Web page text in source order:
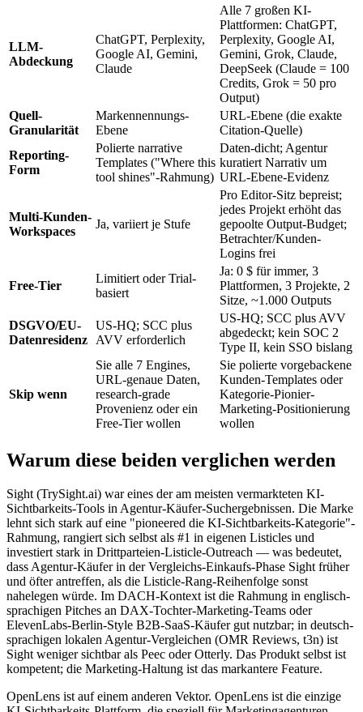
LLM-
Abdeckung
ChatGPT, Perplexity,
Google AI, Gemini,
Claude
Alle 7 großen KI-
Plattformen: ChatGPT,
Perplexity, Google AI,
Gemini, Grok, Claude,
DeepSeek (Claude = 100
Credits, Grok = 50 pro
Output)
Quell-
Granularität
Markennennungs-
Ebene
URL-Ebene (die exakte
Citation-Quelle)
Reporting-
Form
Polierte narrative
Templates ("Where this
tool shines"-Rahmung)
Daten-dicht; Agentur
kuratiert Narrativ um
URL-Ebene-Evidenz
Multi-Kunden-
Workspaces
Ja, variiert je Stufe
Pro Editor-Sitz bepreist;
jedes Projekt erhöht das
gepoolte Output-Budget;
Betrachter/Kunden-
Logins frei
Free-Tier
Limitiert oder Trial-
basiert
Ja: 0 $ für immer, 3
Plattformen, 3 Projekte, 2
Sitze, ~1.000 Outputs
DSGVO/EU-
Datenresidenz
US-HQ; SCC plus
AVV erforderlich
US-HQ; SCC plus AVV
abgedeckt; kein SOC 2
Type II, kein SSO bislang
Skip wenn
Sie alle 7 Engines,
URL-genaue Daten,
research-grade
Provenienz oder ein
Free-Tier wollen
Sie polierte vorgebackene
Kunden-Templates oder
Kategorie-Pionier-
Marketing-Positionierung
wollen
Warum diese beiden verglichen werden
Sight (TrySight.ai) war eines der am meisten vermarkteten KI-
Sichtbarkeits-Tools in Agentur-Käufer-Suchergebnissen. Die Marke
lehnt sich stark auf eine "pioneered die KI-Sichtbarkeits-Kategorie"-
Rahmung, rangiert sich selbst als #1 in eigenen Listicles und
investiert stark in Drittparteien-Listicle-Outreach — was bedeutet,
dass Agentur-Käufer in der Vergleichs-Einkaufs-Phase Sight früher
und öfter antreffen, als die Listicle-Rang-Reihenfolge sonst
nahelegen würde. Im DACH-Kontext ist die Rahmung in englisch-
sprachigen Pitches an DAX-Tochter-Marketing-Teams oder
ElevenLabs-Berlin-Style B2B-SaaS-Käufer gut nutzbar; in deutsch-
sprachigen lokalen Agentur-Vergleichen (OMR Reviews, t3n) ist
Sight weniger sichtbar als Peec oder Otterly. Das Produkt selbst ist
kompetent; die Marketing-Haltung ist das markantere Feature.
OpenLens ist auf einem anderen Vektor. OpenLens ist die einzige